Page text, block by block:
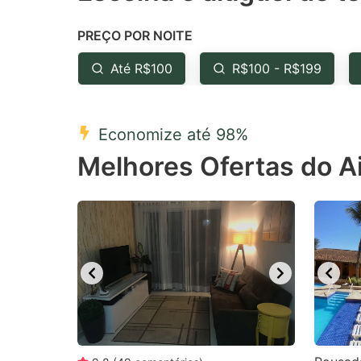
question
mark
key
get
the
shortcuts
for
changing
dates.
PREÇO POR NOITE
Até R$100 R$100 - R$199
Economize até 98%
Melhores Ofertas do